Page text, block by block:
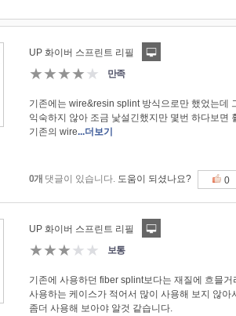
UP 화이버 스프린트 리필
★★★★★ 만족
기존에는 wire&resin splint 방식으로만 했었는데
익숙하지 않아 조금 낯설긴했지만 몇번 하다보면
기존의 wire...더보기
0개 댓글이 있습니다. 도움이 되셨나요? 0
UP 화이버 스프린트 리필
★★★★★ 보통
기존에 사용하던 fiber splint보다는 재질에 흐믈
사용하는 케이스가 적어서 많이 사용해 보지 않
좀더 사용해 보아야 알것 같습니다.